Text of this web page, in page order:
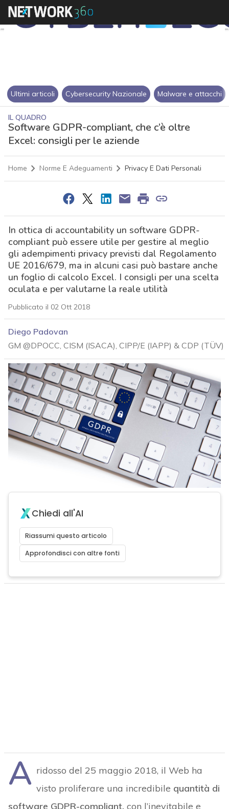
Ultimi articoli Cybersecurity Nazionale Malware e attacchi
IL QUADRO
Software GDPR-compliant, che c’è oltre
Excel: consigli per le aziende
Home Norme E Adeguamenti Privacy E Dati Personali
In ottica di accountability un software GDPR-
compliant può essere utile per gestire al meglio
gli adempimenti privacy previsti dal Regolamento
UE 2016/679, ma in alcuni casi può bastare anche
un foglio di calcolo Excel. I consigli per una scelta
oculata e per valutarne la reale utilità
Pubblicato il 02 Ott 2018
Diego Padovan
GM @DPOCC, CISM (ISACA), CIPP/E (IAPP) & CDP (TÜV)
Chiedi all'AI
Riassumi questo articolo
Approfondisci con altre fonti
A ridosso del 25 maggio 2018, il Web ha
visto proliferare una incredibile quantità di
software GDPR-compliant, con l’inevitabile e